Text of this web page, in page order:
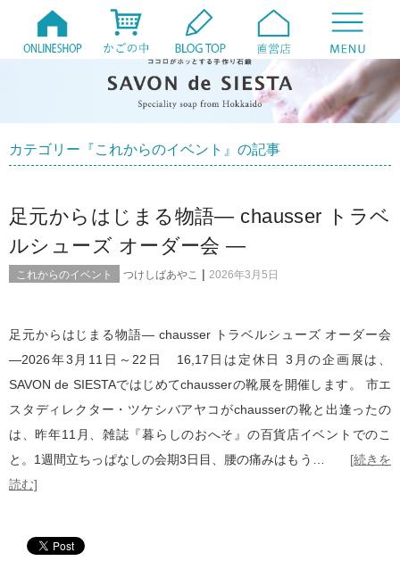
カテゴリー『これからのイベント』の記事
足元からはじまる物語― chausser トラベ
ルシューズ オーダー会 ―
これからのイベント つけしばあやこ | 2026年3月5日
足元からはじまる物語― chausser トラベルシューズ オーダー会
―2026年3月11日～22日 16,17日は定休日 3月の企画展は、
SAVON de SIESTAではじめてchausserの靴展を開催します。 市エ
スタディレクター・ツケシバアヤコがchausserの靴と出逢ったの
は、昨年11月、雑誌『暮らしのおへそ』の百貨店イベントでのこ
と。1週間立ちっぱなしの会期3日目、腰の痛みはもう… [続きを
読む]